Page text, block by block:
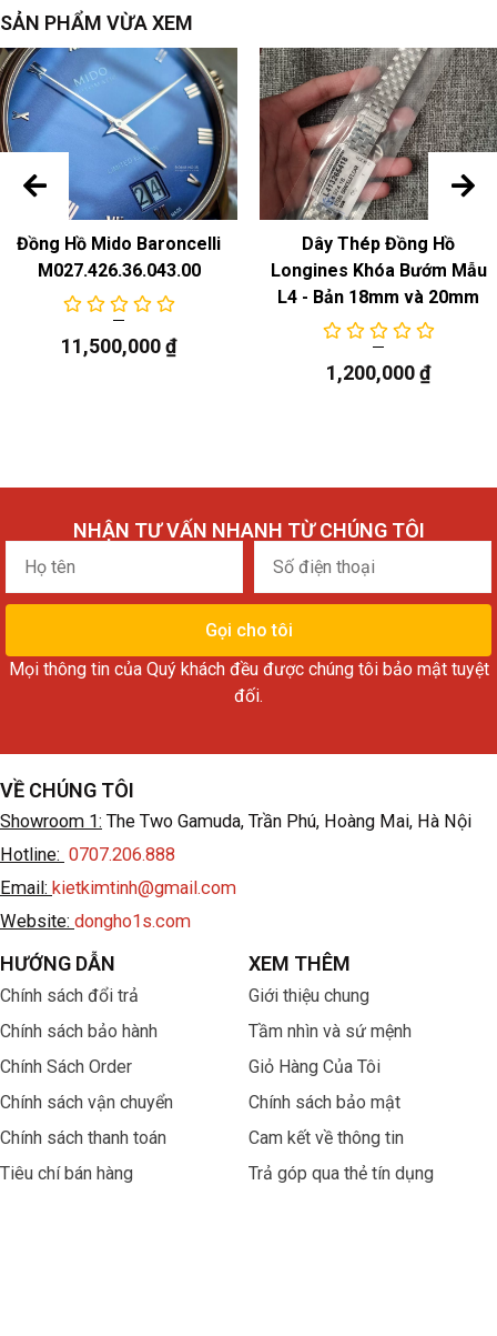
SẢN PHẨM VỪA XEM
Đồng Hồ Mido Baroncelli
M027.426.36.043.00
11,500,000₫
Dây Thép Đồng Hồ
Longines Khóa Bướm Mẫu
L4 - Bản 18mm và 20mm
1,200,000₫
NHẬN TƯ VẤN NHANH TỪ CHÚNG TÔI
Họ
tên
điện
thoại
Gọi cho tôi
Mọi thông tin của Quý khách đều được chúng tôi bảo mật tuyệt
đối.
VỀ CHÚNG TÔI
Showroom 1: The Two Gamuda, Trần Phú, Hoàng Mai, Hà Nội
Hotline: 0707.206.888
Email: kietkimtinh@gmail.com
Website: dongho1s.com
HƯỚNG DẪN
Chính sách đổi trả
Chính sách bảo hành
Chính Sách Order
Chính sách vận chuyển
Chính sách thanh toán
Tiêu chí bán hàng
XEM THÊM
Giới thiệu chung
Tầm nhìn và sứ mệnh
Giỏ Hàng Của Tôi
Chính sách bảo mật
Cam kết về thông tin
Trả góp qua thẻ tín dụng